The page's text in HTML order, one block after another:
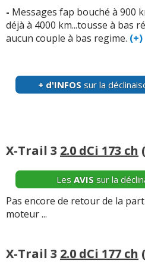
dizaine de kilometres;je n'ai
mon portable a la voiture
>>
Boîte auto, craquements,
-Fap bouché à 4 mois et
garantie,disques avant voilés à
et remplacement moyeux de
-Fap encrassé, Nissan me dit
qui fait qu'il s'en fasse et que
-FREIN PLAQUETTE ET PNEU
- Messages fap bouché à 900
déjà à 4000 km...tousse à bas
aucun couple à bas regime. (+)
+ d'INFOSsur la
X-Trail 3 2.0 dCi 173 ch
Les AVIS sur la
Pas encore de retour de la
moteur ...
X-Trail 3 2.0 dCi 177 ch